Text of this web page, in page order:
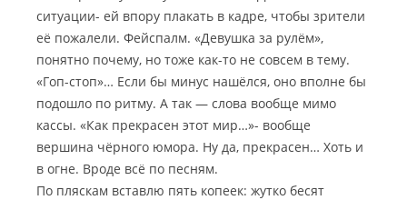
ситуации- ей впору плакать в кадре, чтобы зрители
её пожалели. Фейспалм. «Девушка за рулём»,
понятно почему, но тоже как-то не совсем в тему.
«Гоп-стоп»… Если бы минус нашёлся, оно вполне бы
подошло по ритму. А так — слова вообще мимо
кассы. «Как прекрасен этот мир…»- вообще
вершина чёрного юмора. Ну да, прекрасен… Хоть и
в огне. Вроде всё по песням.
По пляскам вставлю пять копеек: жутко бесят